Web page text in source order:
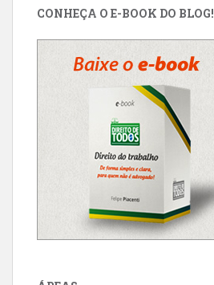
CONHEÇA O E-BOOK DO BLOG!